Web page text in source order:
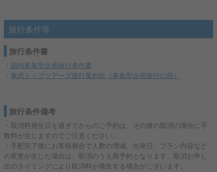
旅行条件等
旅行条件書
・ 国内募集型企画旅行条件書
・ 東武トップツアーズ旅行業約款（募集型企画旅行の部）
旅行条件備考
・取消料発生日を過ぎてからのご予約は、その後の取消の場合に手
数料が生じますのでご注意ください。
・手配完了後にお客様都合で人数の増減、出発日、プラン内容など
の変更が生じた場合は、取消のうえ再予約となります。取消お申し
出のタイミングにより取消料が発生する場合がございます。